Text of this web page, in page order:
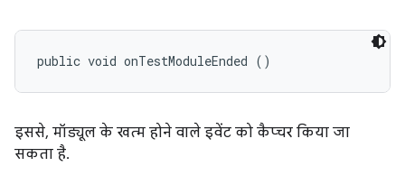
public void onTestModuleEnded ()
इससे, मॉड्यूल के खत्म होने वाले इवेंट को कैप्चर किया जा
सकता है.